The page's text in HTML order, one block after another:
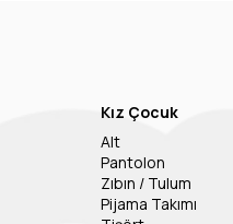
Kız Çocuk
Alt
Pantolon
Zıbın / Tulum
Pijama Takımı